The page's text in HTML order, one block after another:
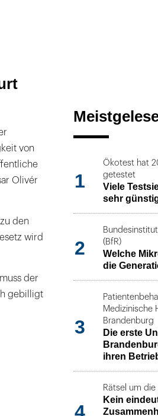
von
Olivér
den
wird
der
gebilligt
1
Ökotest hat
getestet
Viele
sehr
2
(BfR)
Welche
die
3
Medizinische
Brandenburg
Die erste
ihren
4
Rätsel um
Kein